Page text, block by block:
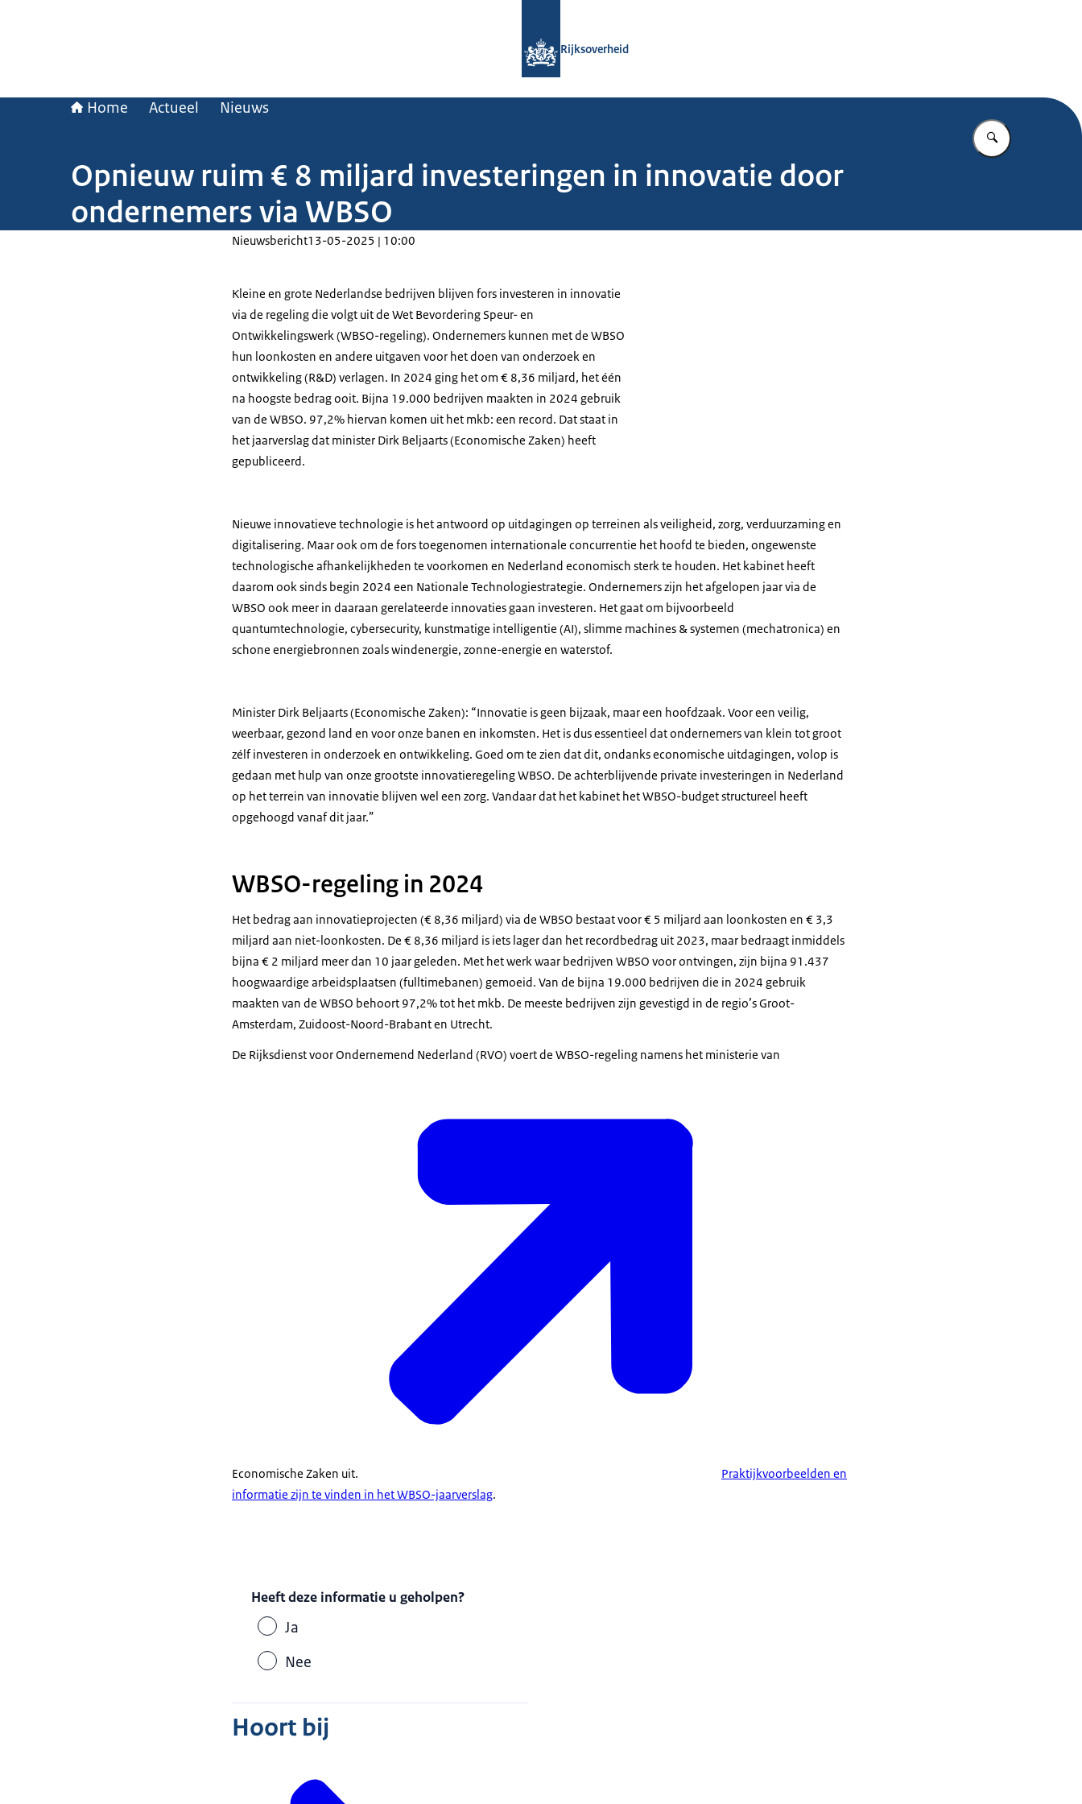
Rijksoverheid
Home Actueel Nieuws
Vul in wat u
Opnieuw ruim € 8 miljard investeringen in innovatie door
ondernemers via WBSO
Nieuwsbericht13-05-2025 | 10:00
Kleine en grote Nederlandse bedrijven blijven fors investeren in innovatie
via de regeling die volgt uit de Wet Bevordering Speur- en
Ontwikkelingswerk (WBSO-regeling). Ondernemers kunnen met de WBSO
hun loonkosten en andere uitgaven voor het doen van onderzoek en
ontwikkeling (R&D) verlagen. In 2024 ging het om € 8,36 miljard, het één
na hoogste bedrag ooit. Bijna 19.000 bedrijven maakten in 2024 gebruik
van de WBSO. 97,2% hiervan komen uit het mkb: een record. Dat staat in
het jaarverslag dat minister Dirk Beljaarts (Economische Zaken) heeft
gepubliceerd.
Nieuwe innovatieve technologie is het antwoord op uitdagingen op terreinen als veiligheid, zorg, verduurzaming en
digitalisering. Maar ook om de fors toegenomen internationale concurrentie het hoofd te bieden, ongewenste
technologische afhankelijkheden te voorkomen en Nederland economisch sterk te houden. Het kabinet heeft
daarom ook sinds begin 2024 een Nationale Technologiestrategie. Ondernemers zijn het afgelopen jaar via de
WBSO ook meer in daaraan gerelateerde innovaties gaan investeren. Het gaat om bijvoorbeeld
quantumtechnologie, cybersecurity, kunstmatige intelligentie (AI), slimme machines & systemen (mechatronica) en
schone energiebronnen zoals windenergie, zonne-energie en waterstof.
Minister Dirk Beljaarts (Economische Zaken): “Innovatie is geen bijzaak, maar een hoofdzaak. Voor een veilig,
weerbaar, gezond land en voor onze banen en inkomsten. Het is dus essentieel dat ondernemers van klein tot groot
zélf investeren in onderzoek en ontwikkeling. Goed om te zien dat dit, ondanks economische uitdagingen, volop is
gedaan met hulp van onze grootste innovatieregeling WBSO. De achterblijvende private investeringen in Nederland
op het terrein van innovatie blijven wel een zorg. Vandaar dat het kabinet het WBSO-budget structureel heeft
opgehoogd vanaf dit jaar.”
WBSO-regeling in 2024
Het bedrag aan innovatieprojecten (€ 8,36 miljard) via de WBSO bestaat voor € 5 miljard aan loonkosten en € 3,3
miljard aan niet-loonkosten. De € 8,36 miljard is iets lager dan het recordbedrag uit 2023, maar bedraagt inmiddels
bijna € 2 miljard meer dan 10 jaar geleden. Met het werk waar bedrijven WBSO voor ontvingen, zijn bijna 91.437
hoogwaardige arbeidsplaatsen (fulltimebanen) gemoeid. Van de bijna 19.000 bedrijven die in 2024 gebruik
maakten van de WBSO behoort 97,2% tot het mkb. De meeste bedrijven zijn gevestigd in de regio’s Groot-
Amsterdam, Zuidoost-Noord-Brabant en Utrecht.
De Rijksdienst voor Ondernemend Nederland (RVO) voert de WBSO-regeling namens het ministerie van
Economische Zaken uit.
Praktijkvoorbeelden en
informatie zijn te vinden in het WBSO-jaarverslag.
Heeft deze informatie u geholpen?
Ja
Nee
Hoort bij